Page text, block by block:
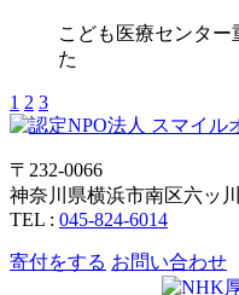
こども医療センタ
た
1 2 3
〒232-0066
神奈川県横浜市南区六ッ
TEL : 045-824-6014
寄付をする お問い合わせ